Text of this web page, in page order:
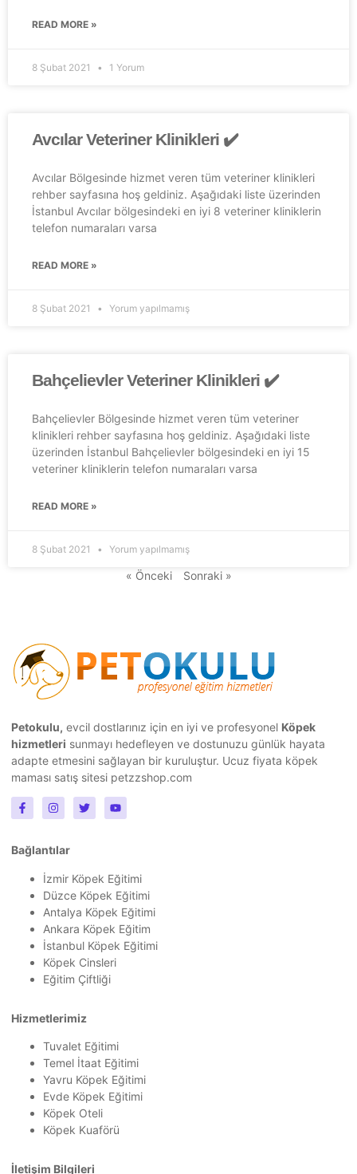
READ MORE »
8 Şubat 2021 1 Yorum
Avcılar Veteriner Klinikleri ✔️
Avcılar Bölgesinde hizmet veren tüm veteriner klinikleri
rehber sayfasına hoş geldiniz. Aşağıdaki liste üzerinden
İstanbul Avcılar bölgesindeki en iyi 8 veteriner kliniklerin
telefon numaraları varsa
READ MORE »
8 Şubat 2021 Yorum yapılmamış
Bahçelievler Veteriner Klinikleri ✔️
Bahçelievler Bölgesinde hizmet veren tüm veteriner
klinikleri rehber sayfasına hoş geldiniz. Aşağıdaki liste
üzerinden İstanbul Bahçelievler bölgesindeki en iyi 15
veteriner kliniklerin telefon numaraları varsa
READ MORE »
8 Şubat 2021 Yorum yapılmamış
« Önceki Sonraki »
Petokulu, evcil dostlarınız için en iyi ve profesyonel Köpek
hizmetleri sunmayı hedefleyen ve dostunuzu günlük hayata
adapte etmesini sağlayan bir kuruluştur. Ucuz fiyata köpek
maması satış sitesi petzzshop.com
Bağlantılar
İzmir Köpek Eğitimi
Düzce Köpek Eğitimi
Antalya Köpek Eğitimi
Ankara Köpek Eğitim
İstanbul Köpek Eğitimi
Köpek Cinsleri
Eğitim Çiftliği
Hizmetlerimiz
Tuvalet Eğitimi
Temel İtaat Eğitimi
Yavru Köpek Eğitimi
Evde Köpek Eğitimi
Köpek Oteli
Köpek Kuaförü
İletişim Bilgileri